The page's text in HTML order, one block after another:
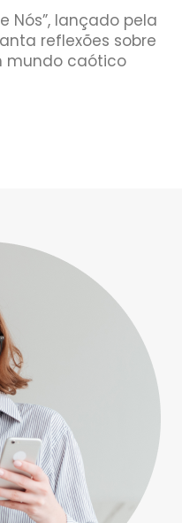
Nós”, lançado pela
reflexões sobre
mundo caótico